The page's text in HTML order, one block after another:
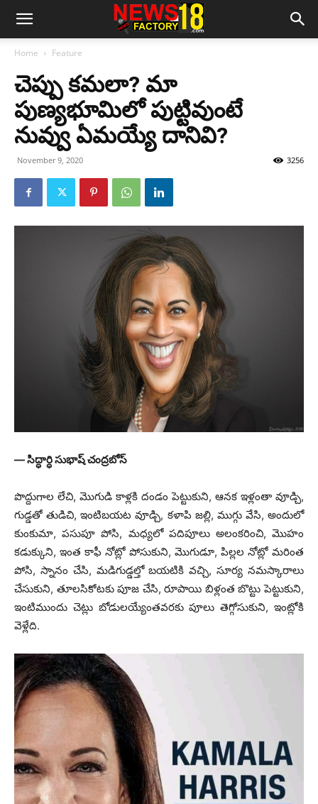
Home Feature
చెప్పు క‌మ‌లా? మా
పుణ్యభూమిలో పుట్టివుంటే
నువ్వు ఏమయ్యే దానివి?
November 9, 2020 3256
— సిద్ధార్ధి సుభాష్ చంద్రబోస్
పొద్దుగాల లేచి, మొగుడి కాళ్లకి దండం పెట్టుకుని, ఆనక ఇళ్లంతా వూడ్చి,
గుడ్డతో తుడిచి, ఇంటిబయట వూడ్చి, కళాపి జల్లి, ముగ్గు వేసి, అందులో
కుంకుమా, పసుపూ పోసి, మధ్యలో పదిపూలు అలంకరించి, మొహం
కడుక్కుని, ఇంత కాఫీ నోట్లో పోసుకుని, మొగుడూ, పిల్లల నోట్లో మరింత
పోసి, స్నానం చేసి, మడిగుడ్డల్తో బయటికి వచ్చి, సూర్య నమస్కారాలు
చేసుకుని, తూలసికోటకు పూజ చేసి, రూపాయి బిళ్లంత బొట్టు పెట్టుకుని,
ఇంటిముందు చెట్లు బోడులయ్యేంతవరకు పూలు తెగ్గోసుకుని, ఇంట్లోకి
వెళ్లేది.